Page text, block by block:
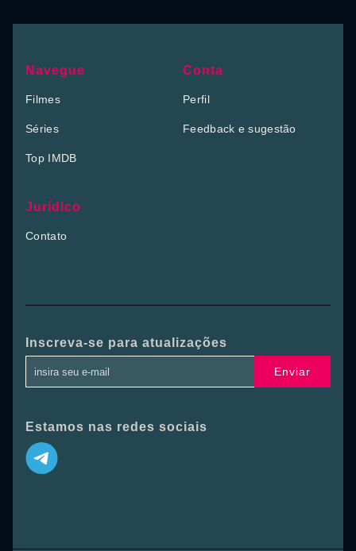
Navegue
Filmes
Séries
Top IMDB
Conta
Perfil
Feedback e sugestão
Jurídico
Contato
Inscreva-se para atualizações
Enviar
Estamos nas redes sociais